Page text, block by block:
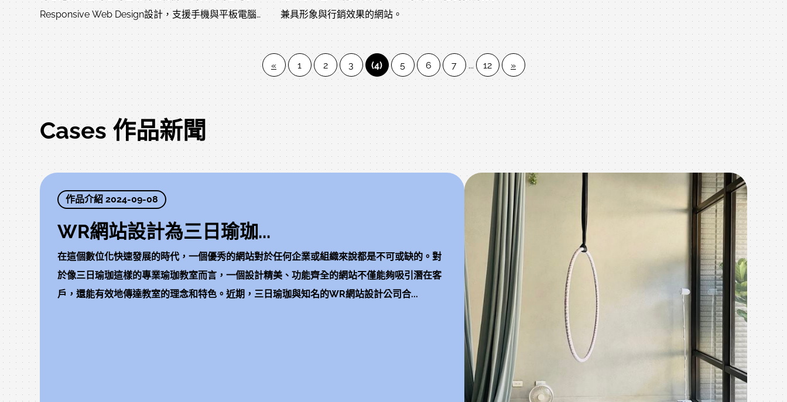
Responsive Web Design設計，支援手機與平板電腦使
用。
文網設計其線上物流預約系統，下單依Cubic Logistics
規則略過英國假日，功能模組化設計，後台管理員可以
使用手機隨時管理每一追蹤號運輸狀態，使用者在電腦
或手機上輸入Tracking Number即可查詢。
在運輸價格方面，為了提升與英國當地業者的競爭優
勢，我們在複雜的優惠規則中設計了運費試算介面，消
費者依材積跟數量，有不同的優惠價格。
兼具形象與行銷效果的網站。
« 1 2 3 (4) 5 6 7 ... 12 »
Cases 作品新聞
作品介紹 2024-09-08
WR網站設計為三日瑜珈...
在這個數位化快速發展的時代，一個優秀的網站對於任何企業或組織來說都是不可或缺的。對
於像三日瑜珈這樣的專業瑜珈教室而言，一個設計精美、功能齊全的網站不僅能夠吸引潛在客
戶，還能有效地傳達教室的理念和特色。近期，三日瑜珈與知名的WR網站設計公司合...
作
計
們